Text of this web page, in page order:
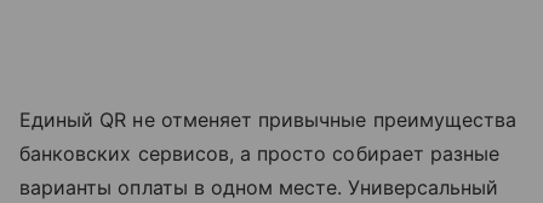
Единый QR не отменяет привычные преимущества
банковских сервисов, а просто собирает разные
варианты оплаты в одном месте. Универсальный